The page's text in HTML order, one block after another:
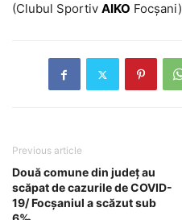
(Clubul Sportiv AIKO Focșani)
Previous article
Două comune din județ au
scăpat de cazurile de COVID-
19/ Focșaniul a scăzut sub